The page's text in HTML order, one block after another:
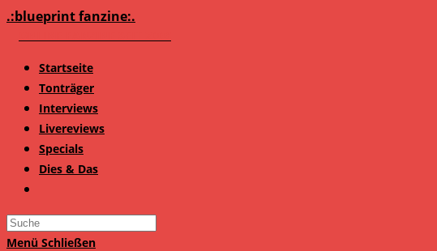
Zum
.:blueprint fanzine:.
Startseite
Tonträger
Interviews
Livereviews
Specials
Dies & Das
Search
this
Menü Schließen